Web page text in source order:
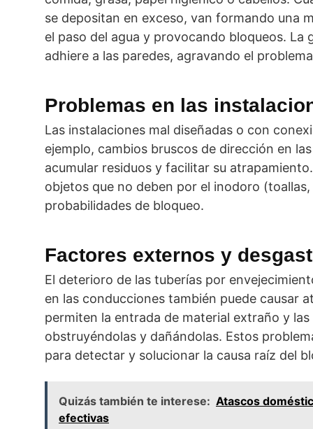
se depositan en exceso, van formando una
el paso del agua y provocando bloqueos.
adhiere a las paredes, agravando el
Problemas en las
Las instalaciones mal diseñadas o con
ejemplo, cambios bruscos de dirección en
acumular residuos y facilitar su
objetos que no deben por el inodoro
probabilidades de bloqueo.
Factores externos y
El deterioro de las tuberías por
en las conducciones también puede causar
permiten la entrada de material extraño y
obstruyéndolas y dañándolas. Estos
para detectar y solucionar la causa raíz del
Quizás también te interese: Atascos
efectivas